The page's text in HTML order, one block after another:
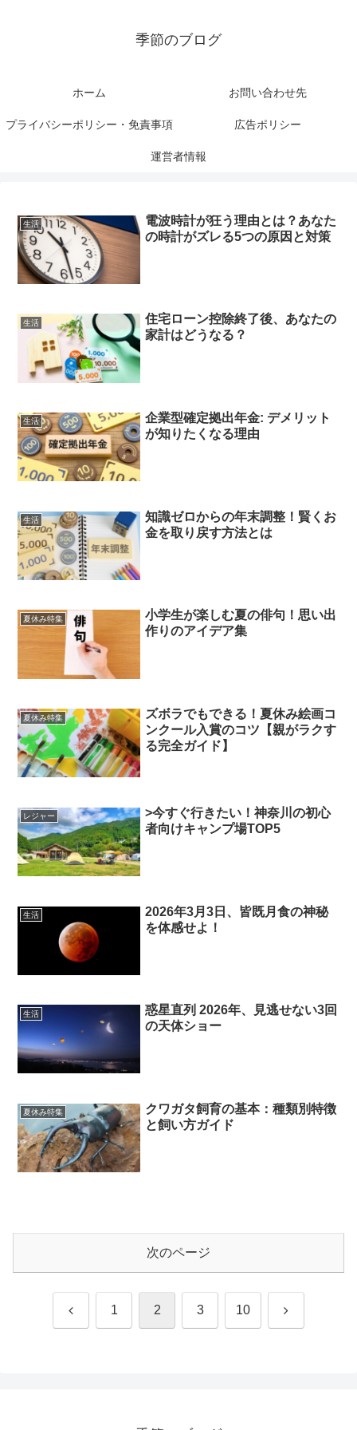
季節のブログ
ホーム お問い合わせ先
プライバシーポリシー・免責事項 広告ポリシー
運営者情報
生活
電波時計が狂う理由とは？あなた
の時計がズレる5つの原因と対策
生活
住宅ローン控除終了後、あなたの
家計はどうなる？
生活
企業型確定拠出年金: デメリット
が知りたくなる理由
生活
知識ゼロからの年末調整！賢くお
金を取り戻す方法とは
夏休み特集
小学生が楽しむ夏の俳句！思い出
作りのアイデア集
夏休み特集
ズボラでもできる！夏休み絵画コ
ンクール入賞のコツ【親がラクす
る完全ガイド】
レジャー
>今すぐ行きたい！神奈川の初心
者向けキャンプ場TOP5
生活
2026年3月3日、皆既月食の神秘
を体感せよ！
生活
惑星直列 2026年、見逃せない3回
の天体ショー
夏休み特集
クワガタ飼育の基本：種類別特徴
と飼い方ガイド
次のページ
前 1 2 3 10 次